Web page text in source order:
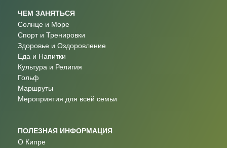
ЧЕМ ЗАНЯТЬСЯ
Солнце и Море
Спорт и Тренировки
Здоровье и Оздоровление
Еда и Напитки
Культура и Религия
Гольф
Маршруты
Мероприятия для всей семьи
ПОЛЕЗНАЯ ИНФОРМАЦИЯ
О Кипре